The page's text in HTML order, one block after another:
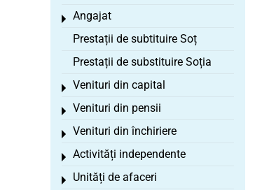
Angajat
Toggle menu
Prestații de subtituire Soț
Prestații de substituire Soția
Venituri din capital
Toggle menu
Venituri din pensii
Toggle menu
Venituri din închiriere
Toggle menu
Activități independente
Toggle menu
Unități de afaceri
Toggle menu